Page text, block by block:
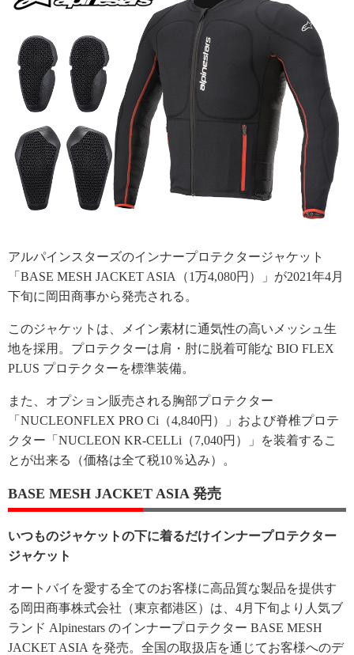
アルパインスターズのインナープロテクタージャケット
「BASE MESH JACKET ASIA（1万4,080円）」が2021年4月
下旬に岡田商事から発売される。
このジャケットは、メイン素材に通気性の高いメッシュ生
地を採用。プロテクターは肩・肘に脱着可能な BIO FLEX
PLUS プロテクターを標準装備。
また、オプション販売される胸部プロテクター
「NUCLEONFLEX PRO Ci（4,840円）」および脊椎プロテ
クター「NUCLEON KR-CELLi（7,040円）」を装着するこ
とが出来る（価格は全て税10％込み）。
BASE MESH JACKET ASIA 発売
いつものジャケットの下に着るだけインナープロテクター
ジャケット
オートバイを愛する全てのお客様に高品質な製品を提供す
る岡田商事株式会社（東京都港区）は、4月下旬より人気ブ
ランド Alpinestars のインナープロテクター BASE MESH
JACKET ASIA を発売。全国の取扱店を通じてお客様へのデ